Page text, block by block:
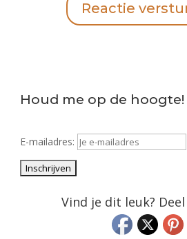
Reactie
Houd me op de hoogte!
E-mailadres:
Vind je dit leuk?